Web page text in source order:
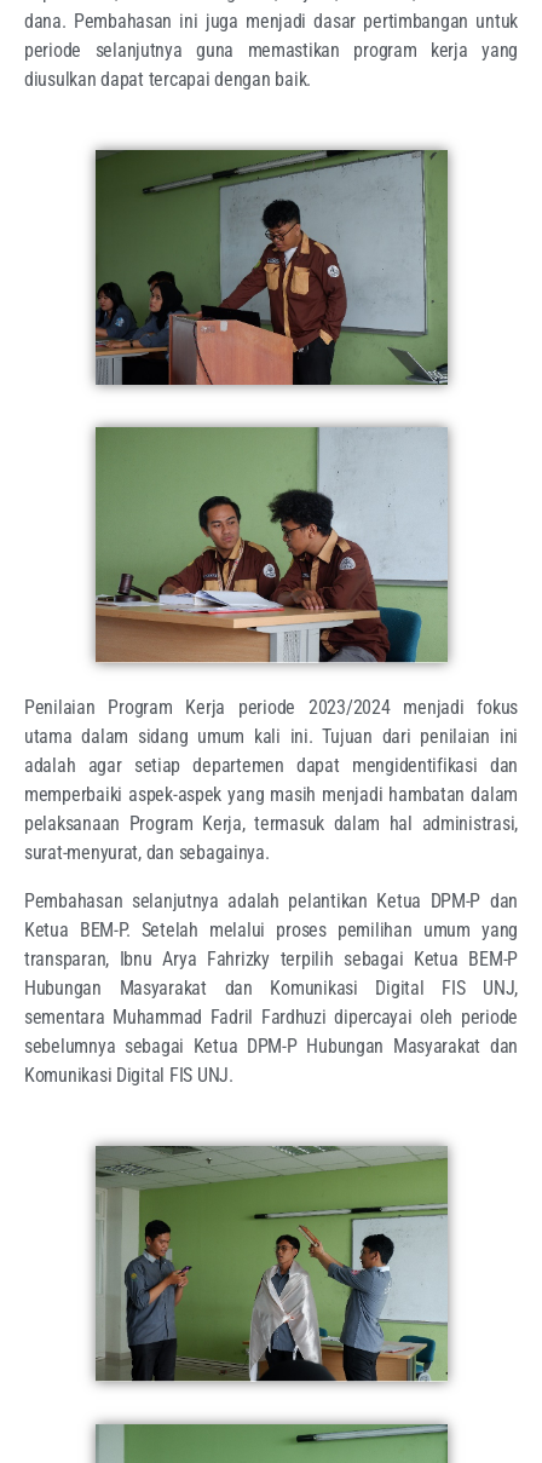
dana. Pembahasan ini juga menjadi dasar pertimbangan untuk
periode selanjutnya guna memastikan program kerja yang
diusulkan dapat tercapai dengan baik.
Penilaian Program Kerja periode 2023/2024 menjadi fokus
utama dalam sidang umum kali ini. Tujuan dari penilaian ini
adalah agar setiap departemen dapat mengidentifikasi dan
memperbaiki aspek-aspek yang masih menjadi hambatan dalam
pelaksanaan Program Kerja, termasuk dalam hal administrasi,
surat-menyurat, dan sebagainya.
Pembahasan selanjutnya adalah pelantikan Ketua DPM-P dan
Ketua BEM-P. Setelah melalui proses pemilihan umum yang
transparan, Ibnu Arya Fahrizky terpilih sebagai Ketua BEM-P
Hubungan Masyarakat dan Komunikasi Digital FIS UNJ,
sementara Muhammad Fadril Fardhuzi dipercayai oleh periode
sebelumnya sebagai Ketua DPM-P Hubungan Masyarakat dan
Komunikasi Digital FIS UNJ.